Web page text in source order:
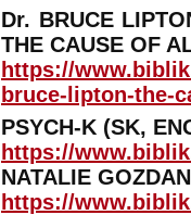
Dr. BRUCE
THE CAUSE OF
https://
bruce-lipton-the-
PSYCH-K (SK,
https://
NATALIE
https://